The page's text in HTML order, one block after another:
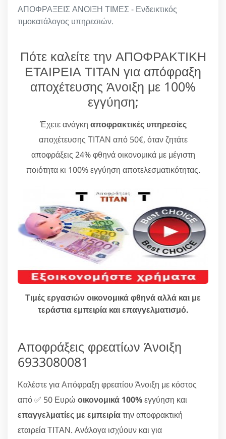
ΑΠΟΦΡΑΞΕΙΣ ΑΝΟΙΞΗ ΤΙΜΕΣ - Ενδεικτικός
τιμοκατάλογος υπηρεσιών.
Πότε καλείτε την ΑΠΟΦΡΑΚΤΙΚΗ
ΕΤΑΙΡΕΙΑ ΤΙΤΑΝ για απόφραξη
αποχέτευσης Άνοιξη με 100%
εγγύηση;
Έχετε ανάγκη αποφρακτικές υπηρεσίες
αποχέτευσης ΤΙΤΑΝ από 50€, όταν ζητάτε
αποφράξεις 24% φθηνά οικονομικά με μέγιστη
ποιότητα κι 100% εγγύηση αποτελεσματικότητας.
Τιμές εργασιών οικονομικά φθηνά αλλά και με
τεράστια εμπειρία και επαγγελματισμό.
Αποφράξεις φρεατίων Άνοιξη
6933080081
Καλέστε για Απόφραξη φρεατίου Άνοιξη με κόστος
από ✅ 50 Ευρώ οικονομικά 100%εγγύηση και
επαγγελματίες με εμπειρίατην αποφρακτική
εταιρεία ΤΙΤΑΝ. Ανάλογα ισχύουν και για